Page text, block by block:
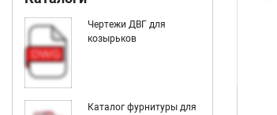
Чертежи ДВГ для
козырьков
Каталог фурнитуры для